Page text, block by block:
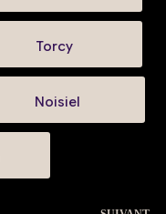
Torcy
Noisiel